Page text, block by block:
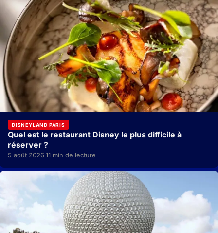
DISNEYLAND PARIS
Quel est le restaurant Disney le plus difficile à
réserver ?
5 août 2026·11 min de lecture